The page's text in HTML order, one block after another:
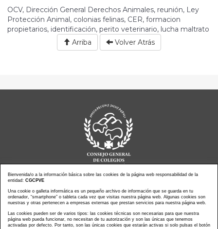
OCV, Dirección General Derechos Animales, reunión, Ley
Protección Animal, colonias felinas, CER, formacion
propietarios, identificación, perito veterinario, lucha maltrato
Arriba
Volver Atrás
Noticias actualidad
Agenda de Actos
Revistas
PressClip
Multimedias
Contacto
Aviso Legal
Política Privacidad
Bienvenida/o a la información básica sobre las cookies de la página web responsabilidad de la
entidad: CGCPVE
Una cookie o galleta informática es un pequeño archivo de información que se guarda en tu
ordenador, “smartphone” o tableta cada vez que visitas nuestra página web. Algunas cookies son
nuestras y otras pertenecen a empresas externas que prestan servicios para nuestra página web.
Las cookies pueden ser de varios tipos: las cookies técnicas son necesarias para que nuestra
página web pueda funcionar, no necesitan de tu autorización y son las únicas que tenemos
activadas por defecto. Por tanto, son las únicas cookies que estarán activas si solo pulsas el botón